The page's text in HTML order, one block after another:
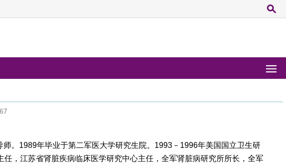
。 1989年毕业于第二军医大学研究生院。 1993 － 1996年美国国立卫生研
，江苏省肾脏疾病临床医学研究中心主任，全军肾脏病研究所所长，全军